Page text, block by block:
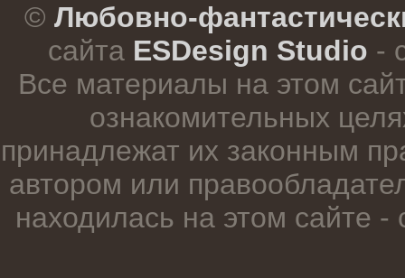
© Любовно-
сайта ESDesign Studio -
Все материалы на этом
ознакомительных
принадлежат их законным
автором или
находилась на этом сайте